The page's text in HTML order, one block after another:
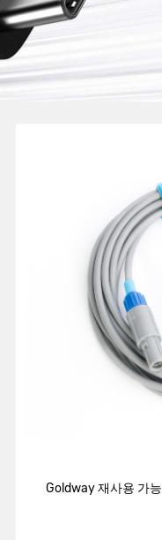
Goldway 재사용 가